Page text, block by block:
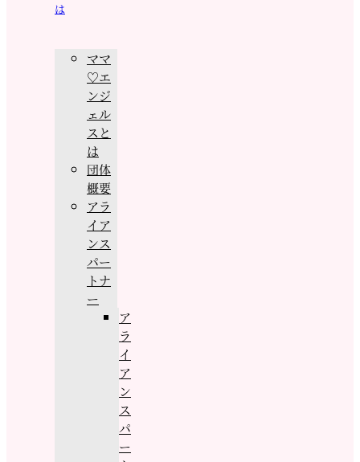
は
ママ
♡エ
ンジ
ェル
スと
は
団体
概要
アラ
イア
ンス
パー
トナ
ー
ア
ラ
イ
ア
ン
ス
パ
ー